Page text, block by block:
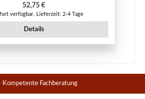
Regulärer Preis:
52,75 €
verfügbar, Lieferzeit: 2-4 Tage
Details
Kompetente Fachberatung